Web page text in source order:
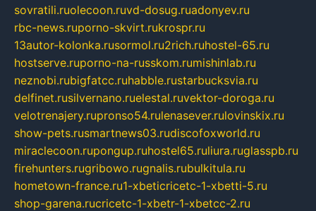
sovratili.ruolecoon.ruvd-dosug.ruadonyev.ru
rbc-news.ruporno-skvirt.rukrospr.ru
13autor-kolonka.rusormol.ru2rich.ruhostel-65.ru
hostserve.ruporno-na-russkom.rumishinlab.ru
neznobi.rubigfatcc.ruhabble.rustarbucksvia.ru
delfinet.rusilvernano.ruelestal.ruvektor-doroga.ru
velotrenajery.rupronso54.rulenasever.rulovinskix.ru
show-pets.rusmartnews03.rudiscofoxworld.ru
miraclecoon.rupongup.ruhostel65.ruliura.ruglasspb.ru
firehunters.rugribowo.rugnalis.rubulkitula.ru
hometown-france.ru1-xbeticricetc-1-xbetti-5.ru
shop-garena.rucricetc-1-xbetr-1-xbetcc-2.ru